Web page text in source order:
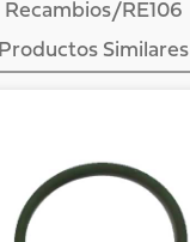
Recambios/RE106
Productos Similares